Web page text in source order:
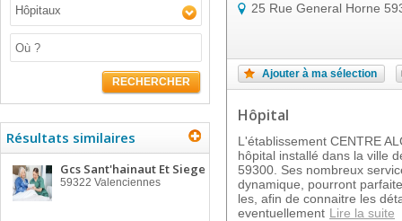
Hôpitaux
RECHERCHER
Résultats similaires
Gcs Sant'hainaut Et Siege
59322 Valenciennes
25 Rue General Horne
Ajouter à ma sélection
Hôpital
L'établissement CENTRE
hôpital installé dans la ville
59300. Ses nombreux
dynamique, pourront
les, afin de connaitre les
eventuellement Lire la suite